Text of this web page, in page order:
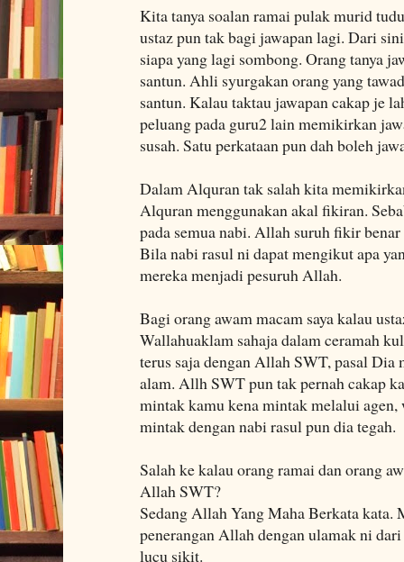
Kita tanya soalan ramai pulak murid
ustaz pun tak bagi jawapan lagi. Dari
siapa yang lagi sombong. Orang tanya
santun. Ahli syurgakan orang yang
santun. Kalau taktau jawapan cakap je
peluang pada guru2 lain memikirkan
susah. Satu perkataan pun dah boleh
Dalam Alquran tak salah kita
Alquran menggunakan akal fikiran.
pada semua nabi. Allah suruh fikir
Bila nabi rasul ni dapat mengikut apa
mereka menjadi pesuruh Allah.
Bagi orang awam macam saya kalau
Wallahuaklam sahaja dalam ceramah
terus saja dengan Allah SWT, pasal Dia
alam. Allh SWT pun tak pernah cakap
mintak kamu kena mintak melalui
mintak dengan nabi rasul pun dia tegah.
Salah ke kalau orang ramai dan orang
Allah SWT?
Sedang Allah Yang Maha Berkata kata.
penerangan Allah dengan ulamak ni
lucu sikit.